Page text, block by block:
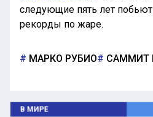
следующие пять лет
рекорды по жаре.
МАРКО РУБИО САММИТ
В МИРЕ